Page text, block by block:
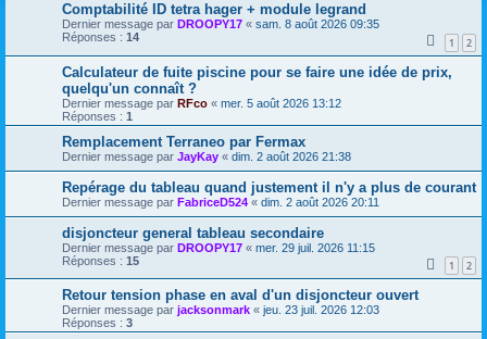
Comptabilité ID tetra hager + module legrand
Dernier message par DROOPY17 « sam. 8 août 2026 09:35
Réponses : 14 1 2
Calculateur de fuite piscine pour se faire une idée de prix,
quelqu'un connaît ?
Dernier message par RFco « mer. 5 août 2026 13:12
Réponses : 1
Remplacement Terraneo par Fermax
Dernier message par JayKay « dim. 2 août 2026 21:38
Repérage du tableau quand justement il n'y a plus de courant
Dernier message par FabriceD524 « dim. 2 août 2026 20:11
disjoncteur general tableau secondaire
Dernier message par DROOPY17 « mer. 29 juil. 2026 11:15
Réponses : 15 1 2
Retour tension phase en aval d'un disjoncteur ouvert
Dernier message par jacksonmark « jeu. 23 juil. 2026 12:03
Réponses : 3